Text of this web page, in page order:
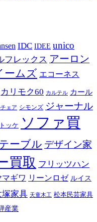
IDC IDEE unico
フレックス アーロン
ームズ エコーネス
カリモク60 カルテル カール
ェア シモンズ ジャーナル
ッケ ソファ買
ーブル デザイン家
買取 フリッツハン
マギワ リーンロゼ ルイス
塚家具 天童木工 松本民芸家具
産業